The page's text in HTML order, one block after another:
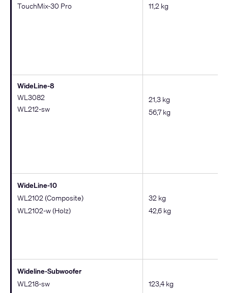
TouchMix-30 Pro
11,2 kg
WideLine-8
WL3082
WL212-sw
21,3 kg
56,7 kg
WideLine-10
WL2102 (Composite)
WL2102-w (Holz)
32 kg
42,6 kg
Wideline-Subwoofer
WL218-sw
123,4 kg